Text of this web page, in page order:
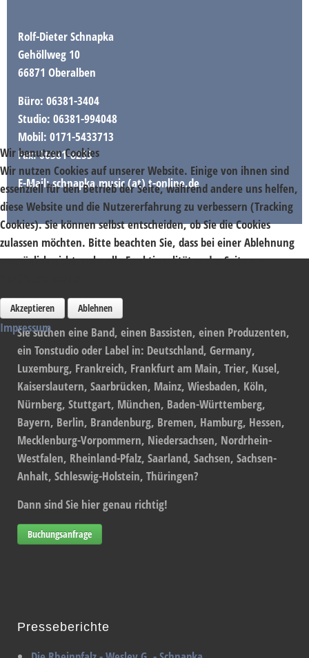
Rolf-Dieter Schnapka
Gehöllweg 10
66871 Oberalben
Büro: 06381-3404
Studio: 06381-994048
Mobil: 0171-5433713
Fax: 06381-8233
E-Mail: schnapka.music (at) t-online.de
Info
Sie suchen eine Band, einen Bassisten, einen Produzenten,
ein Tonstudio oder Label in: Deutschland, Germany,
Luxemburg, Frankreich, Frankfurt am Main, Trier, Kusel,
Kaiserslautern, Saarbrücken, Mainz, Wiesbaden, Köln,
Nürnberg, Stuttgart, München, Baden-Württemberg,
Bayern, Berlin, Brandenburg, Bremen, Hamburg, Hessen,
Mecklenburg-Vorpommern, Niedersachsen, Nordrhein-
Westfalen, Rheinland-Pfalz, Saarland, Sachsen, Sachsen-
Anhalt, Schleswig-Holstein, Thüringen?
Dann sind Sie hier genau richtig!
Buchungsanfrage
Presseberichte
Wir benutzen Cookies
Wir nutzen Cookies auf unserer Website. Einige von ihnen sind
essenziell für den Betrieb der Seite, während andere uns helfen,
diese Website und die Nutzererfahrung zu verbessern (Tracking
Cookies). Sie können selbst entscheiden, ob Sie die Cookies
zulassen möchten. Bitte beachten Sie, dass bei einer Ablehnung
womöglich nicht mehr alle Funktionalitäten der Seite zur
Akzeptieren Ablehnen
Impressum